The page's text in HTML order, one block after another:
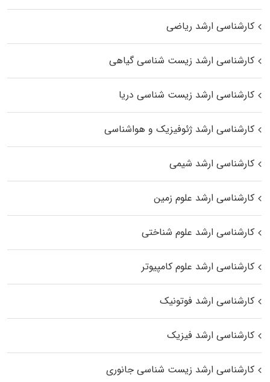
کارشناسی ارشد ریاضی
کارشناسی ارشد زیست‌ شناسی گیاهی
کارشناسی ارشد زیست‌ شناسی دریا
کارشناسی ارشد ژئوفیزیک و هواشناسی
کارشناسی ارشد شیمی
کارشناسی ارشد علوم زمین
کارشناسی ارشد علوم شناختی
کارشناسی ارشد علوم کامپیوتر
کارشناسی ارشد فوتونیک
کارشناسی ارشد فیزیک
کارشناسی ارشد زیست‌ شناسی جانوری